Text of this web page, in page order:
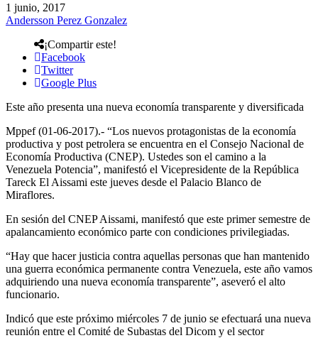
1 junio, 2017
Andersson Perez Gonzalez
¡Compartir este!
Facebook
Twitter
Google Plus
Este año presenta una nueva economía transparente y diversificada
Mppef (01-06-2017).- “Los nuevos protagonistas de la economía
productiva y post petrolera se encuentra en el Consejo Nacional de
Economía Productiva (CNEP). Ustedes son el camino a la
Venezuela Potencia”, manifestó el Vicepresidente de la República
Tareck El Aissami este jueves desde el Palacio Blanco de
Miraflores.
En sesión del CNEP Aissami, manifestó que este primer semestre de
apalancamiento económico parte con condiciones privilegiadas.
“Hay que hacer justicia contra aquellas personas que han mantenido
una guerra económica permanente contra Venezuela, este año vamos
adquiriendo una nueva economía transparente”, aseveró el alto
funcionario.
Indicó que este próximo miércoles 7 de junio se efectuará una nueva
reunión entre el Comité de Subastas del Dicom y el sector